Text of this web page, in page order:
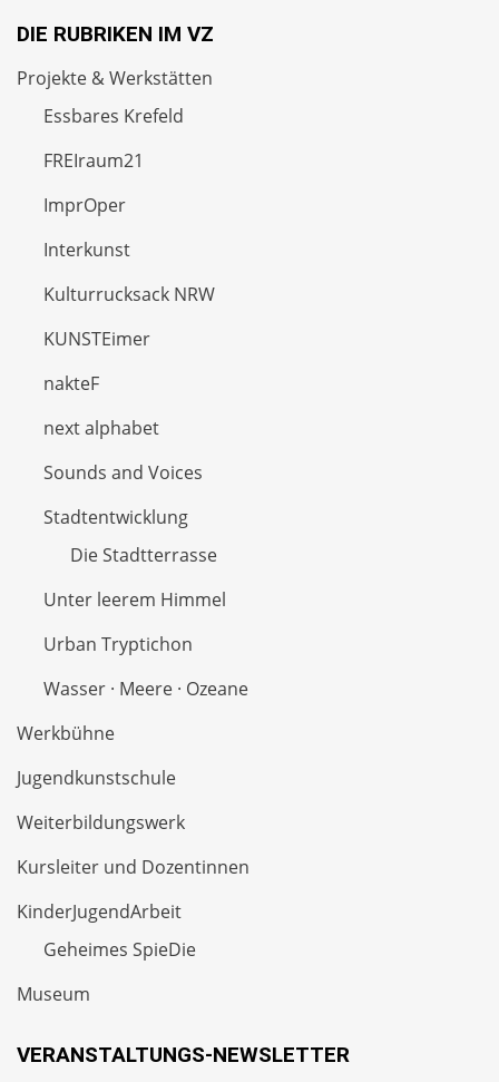
DIE RUBRIKEN IM VZ
Projekte & Werkstätten
Essbares Krefeld
FREIraum21
ImprOper
Interkunst
Kulturrucksack NRW
KUNSTEimer
nakteF
next alphabet
Sounds and Voices
Stadtentwicklung
Die Stadtterrasse
Unter leerem Himmel
Urban Tryptichon
Wasser · Meere · Ozeane
Werkbühne
Jugendkunstschule
Weiterbildungswerk
Kursleiter und Dozentinnen
KinderJugendArbeit
Geheimes SpieDie
Museum
VERANSTALTUNGS-NEWSLETTER